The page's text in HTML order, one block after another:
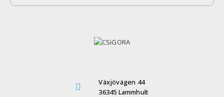
Växjövägen 44
36345 Lammhult